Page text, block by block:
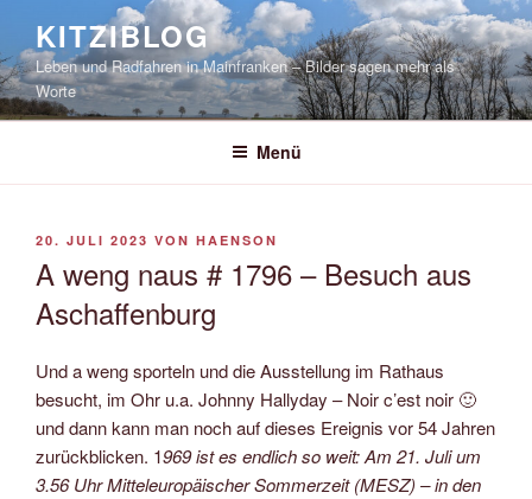
springen
KITZIBLOG
Leben und Radfahren in Mainfranken – Bilder sagen mehr als
Worte
Menü
VERÖFFENTLICHT
20. JULI 2023 VON HAENSON
A weng naus # 1796 – Besuch aus
Aschaffenburg
Und a weng sporteln und die Ausstellung im Rathaus
besucht, im Ohr u.a. Johnny Hallyday – Noir c’est noir 🙂
und dann kann man noch auf dieses Ereignis vor 54 Jahren
zurückblicken. 1969 ist es endlich so weit: Am 21. Juli um
3.56 Uhr Mitteleuropäischer Sommerzeit (MESZ) – in den